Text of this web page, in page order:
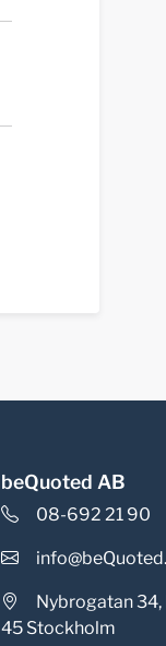
beQuoted AB
08-692 21 90
Nybrogatan 34,
45 Stockholm